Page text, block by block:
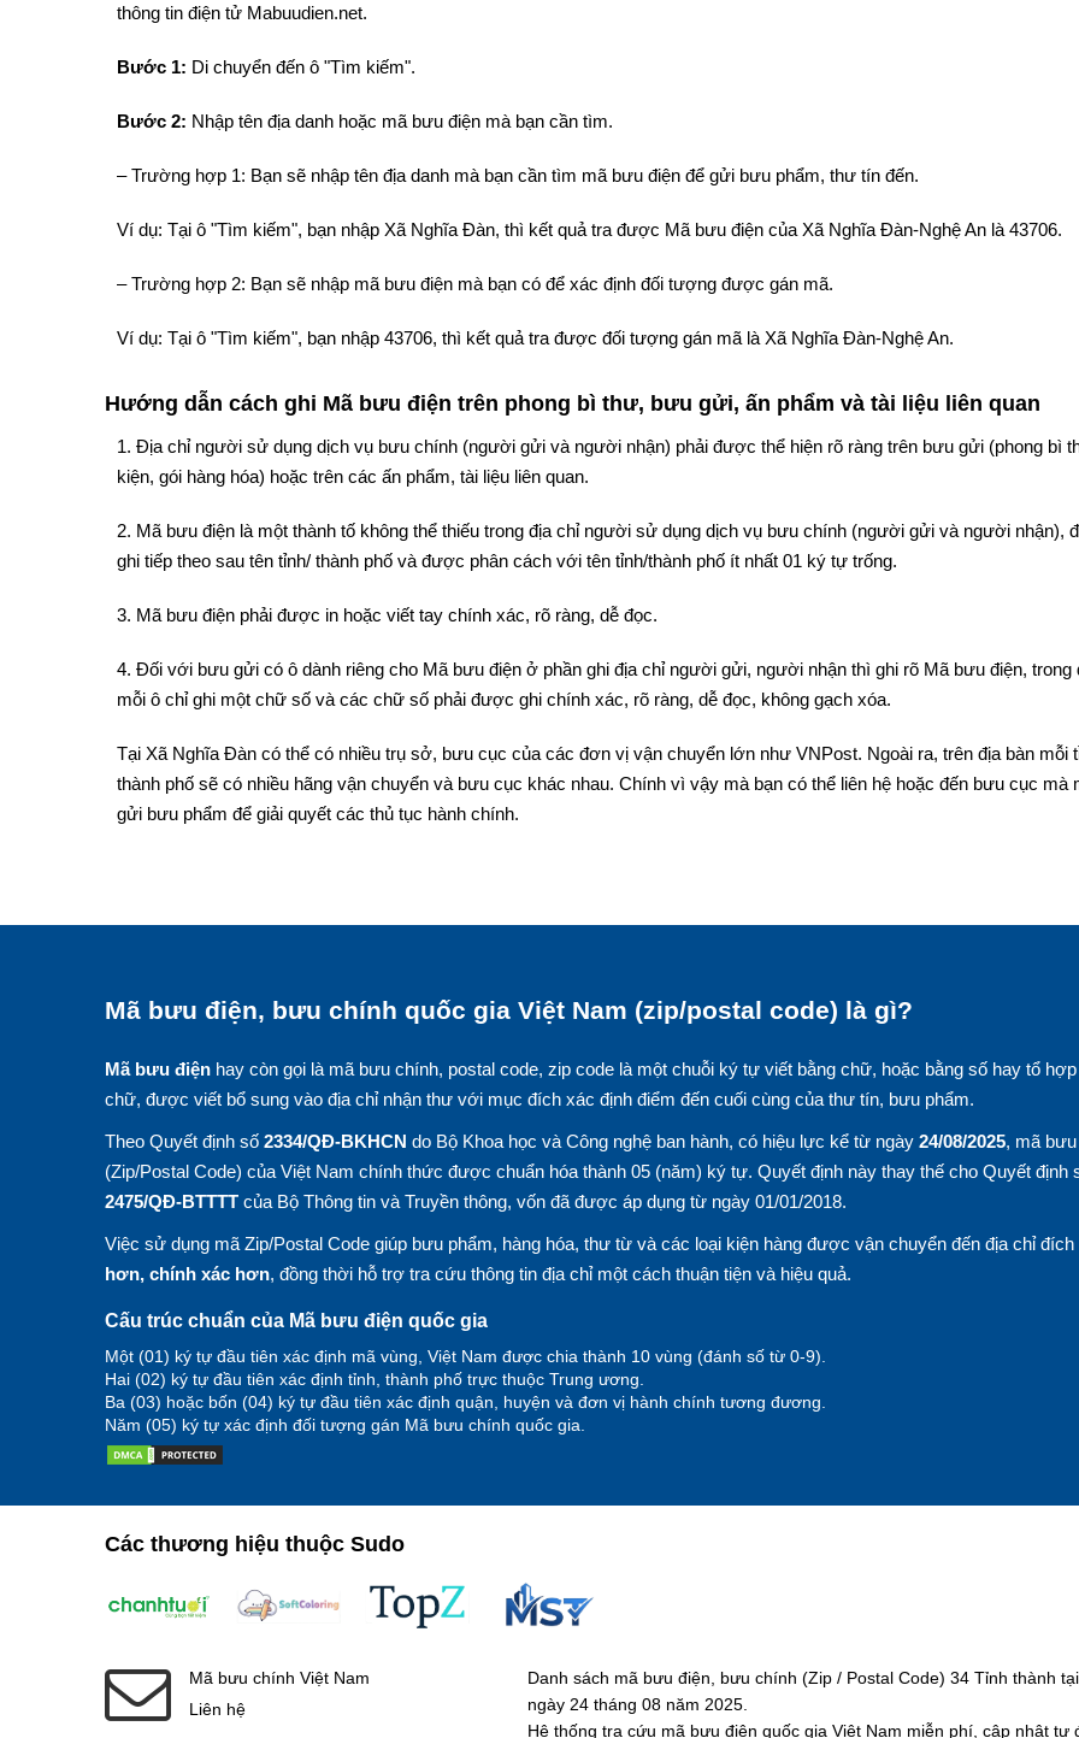
thông tin điện tử Mabuudien.net.
Bước 1: Di chuyển đến ô "Tìm kiếm".
Bước 2: Nhập tên địa danh hoặc mã bưu điện mà bạn cần tìm.
– Trường hợp 1: Bạn sẽ nhập tên địa danh mà bạn cần tìm mã bưu điện để gửi bưu phẩm, thư tín đến.
Ví dụ: Tại ô "Tìm kiếm", bạn nhập Xã Nghĩa Đàn, thì kết quả tra được Mã bưu điện của Xã Nghĩa Đàn-Nghệ An là 43706.
– Trường hợp 2: Bạn sẽ nhập mã bưu điện mà bạn có để xác định đối tượng được gán mã.
Ví dụ: Tại ô "Tìm kiếm", bạn nhập 43706, thì kết quả tra được đối tượng gán mã là Xã Nghĩa Đàn-Nghệ An.
Hướng dẫn cách ghi Mã bưu điện trên phong bì thư, bưu gửi, ấn phẩm và tài liệu liên quan
1. Địa chỉ người sử dụng dịch vụ bưu chính (người gửi và người nhận) phải được thể hiện rõ ràng trên bưu gửi (phong bì
kiện, gói hàng hóa) hoặc trên các ấn phẩm, tài liệu liên quan.
2. Mã bưu điện là một thành tố không thể thiếu trong địa chỉ người sử dụng dịch vụ bưu chính (người gửi và người nhận),
ghi tiếp theo sau tên tỉnh/ thành phố và được phân cách với tên tỉnh/thành phố ít nhất 01 ký tự trống.
3. Mã bưu điện phải được in hoặc viết tay chính xác, rõ ràng, dễ đọc.
4. Đối với bưu gửi có ô dành riêng cho Mã bưu điện ở phần ghi địa chỉ người gửi, người nhận thì ghi rõ Mã bưu điện, trong
mỗi ô chỉ ghi một chữ số và các chữ số phải được ghi chính xác, rõ ràng, dễ đọc, không gạch xóa.
Tại Xã Nghĩa Đàn có thể có nhiều trụ sở, bưu cục của các đơn vị vận chuyển lớn như VNPost. Ngoài ra, trên địa bàn mỗi
thành phố sẽ có nhiều hãng vận chuyển và bưu cục khác nhau. Chính vì vậy mà bạn có thể liên hệ hoặc đến bưu cục mà
gửi bưu phẩm để giải quyết các thủ tục hành chính.
Mã bưu điện, bưu chính quốc gia Việt Nam (zip/postal code) là gì?
Mã bưu điện hay còn gọi là mã bưu chính, postal code, zip code là một chuỗi ký tự viết bằng chữ, hoặc bằng số hay tổ
chữ, được viết bổ sung vào địa chỉ nhận thư với mục đích xác định điểm đến cuối cùng của thư tín, bưu phẩm.
Theo Quyết định số 2334/QĐ-BKHCN do Bộ Khoa học và Công nghệ ban hành, có hiệu lực kể từ ngày 24/08/2025, mã
(Zip/Postal Code) của Việt Nam chính thức được chuẩn hóa thành 05 (năm) ký tự. Quyết định này thay thế cho Quyết định
2475/QĐ-BTTTT của Bộ Thông tin và Truyền thông, vốn đã được áp dụng từ ngày 01/01/2018.
Việc sử dụng mã Zip/Postal Code giúp bưu phẩm, hàng hóa, thư từ và các loại kiện hàng được vận chuyển đến địa chỉ đích
hơn, chính xác hơn, đồng thời hỗ trợ tra cứu thông tin địa chỉ một cách thuận tiện và hiệu quả.
Cấu trúc chuẩn của Mã bưu điện quốc gia
Một (01) ký tự đầu tiên xác định mã vùng, Việt Nam được chia thành 10 vùng (đánh số từ 0-9).
Hai (02) ký tự đầu tiên xác định tỉnh, thành phố trực thuộc Trung ương.
Ba (03) hoặc bốn (04) ký tự đầu tiên xác định quận, huyện và đơn vị hành chính tương đương.
Năm (05) ký tự xác định đối tượng gán Mã bưu chính quốc gia.
Các thương hiệu thuộc Sudo
Mã bưu chính Việt Nam
Liên hệ
Danh sách mã bưu điện, bưu chính (Zip / Postal Code) 34 Tỉnh thành
ngày 24 tháng 08 năm 2025.
Hệ thống tra cứu mã bưu điện quốc gia Việt Nam miễn phí, cập nhật tự